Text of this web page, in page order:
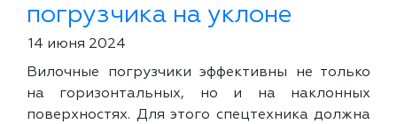
погрузчика на уклоне
14 июня 2024
Вилочные погрузчики эффективны не только
на горизонтальных, но и на наклонных
поверхностях. Для этого спецтехника должна